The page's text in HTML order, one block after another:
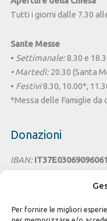
Per fornire le migliori
Tutti i giorni dalle 7.30
Sante Messe
• Settimanale:8.30 e
• Martedì:20.30 (Santa
• Festivi8.30, 10.00*,
*Messa delle Famiglie
Donazioni
IBAN:
Cesta della